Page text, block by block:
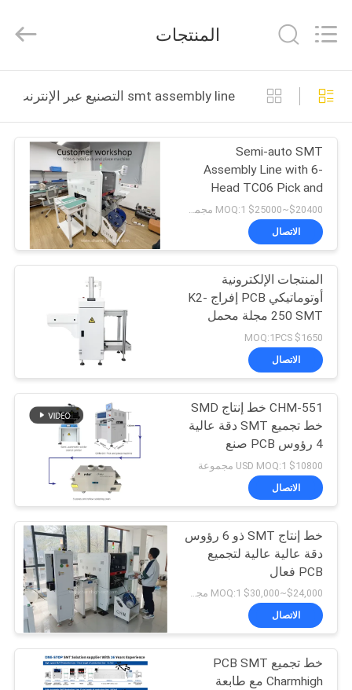
بيت
منتجات
مقاطع
الفيديو
معلومات
جولة
المصنع
مراقبة
الجودة
اتصل
بنا
أخبار
SHOPPING
ON
LINE
TECHNOLOGY
LIMITED.
Reserved.
المنتجات
smt assembly line التصنيع عبر الإنترنت
Semi-auto SMT
Assembly Line with 6-
Head TC06 Pick and
Place
$20400~$25000 MOQ:1 مجموعة
الاتصال
المنتجات الإلكترونية
أوتوماتيكي PCB إفراج K2-
250 SMT مجلة محمل
لخط التجميع SMT
$1650 MOQ:1PCS
الاتصال
CHM-551 خط إنتاج SMD
خط تجميع SMT دقة عالية
4 رؤوس PCB صنع
الروبوت
$10800 USD MOQ:1 مجموعة
الاتصال
خط إنتاج SMT ذو 6 رؤوس
دقة عالية عالية لتجميع
PCB فعال
$24,000~$30,000 MOQ:1 مجموعة
الاتصال
خط تجميع PCB SMT
Charmhigh مع طابعة